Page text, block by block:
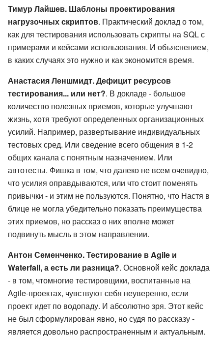
Тимур Лайшев. Шаблоны проектирования
нагрузочных скриптов. Практический доклад о том,
как для тестирования использовать скрипты на SQL с
примерами и кейсами использования. И объяснением,
в каких случаях это нужно и как экономится время.
Анастасия Леншмидт. Дефицит ресурсов
тестирования... или нет?. В докладе - большое
количество полезных приемов, которые улучшают
жизнь, хотя требуют определенных организационных
усилий. Например, развертывание индивидуальных
тестовых сред. Или сведение всего общения в 1-2
общих канала с понятным назначением. Или
автотесты. Фишка в том, что далеко не всем очевидно,
что усилия оправдываются, или что стоит поменять
привычки - и этим не пользуются. Понятно, что Настя в
блице не могла убедительно показать преимущества
этих приемов, но рассказ о них вполне может
подвинуть мысль в этом направлении.
Антон Семенченко. Тестирование в Agile и
Waterfall, а есть ли разница?. Основной кейс доклада
- в том, чтомногие тестировщики, воспитанные на
Agile-проектах, чувствуют себя неуверенно, если
проект идет по водопаду. И абсолютно зря. Этот кейс
не был сформулирован явно, но судя по рассказу -
является довольно распространенным и актуальным.